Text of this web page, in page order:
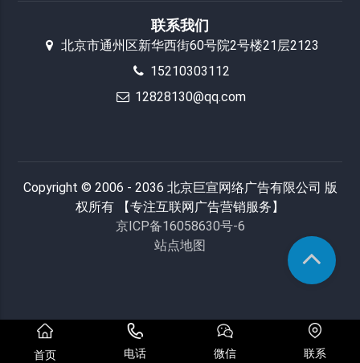
联系我们
北京市通州区新华西街60号院2号楼21层2123
15210303112
12828130@qq.com
Copyright © 2006 - 2036 北京巨宣网络广告有限公司 版
权所有 【专注互联网广告营销服务】
京ICP备16058630号-6
站点地图
首页 电话 微信 联系